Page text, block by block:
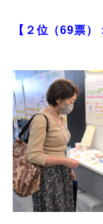
【２位（69票）